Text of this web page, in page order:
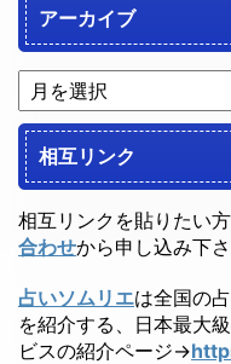
アーカイブ
相互リンク
相互リンクを貼りたい
合わせから申し込み下さ
占いソムリエは全国の
を紹介する、日本最大
ビスの紹介ページ→